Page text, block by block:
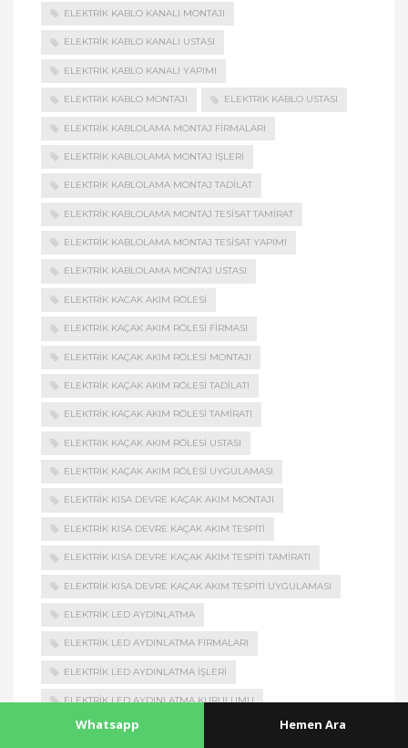
ELEKTRIK KABLO KANALI MONTAJI
ELEKTRIK KABLO KANALI USTASI
ELEKTRIK KABLO KANALI YAPIMI
ELEKTRIK KABLO MONTAJI ELEKTRIK KABLO USTASI
ELEKTRIK KABLOLAMA MONTAJ FIRMALARI
ELEKTRIK KABLOLAMA MONTAJ İŞLERI
ELEKTRIK KABLOLAMA MONTAJ TADILAT
ELEKTRIK KABLOLAMA MONTAJ TESISAT TAMIRAT
ELEKTRIK KABLOLAMA MONTAJ TESISAT YAPIMI
ELEKTRIK KABLOLAMA MONTAJ USTASI
ELEKTRIK KACAK AKIM RÖLESI
ELEKTRIK KAÇAK AKIM RÖLESI FIRMASI
ELEKTRIK KAÇAK AKIM RÖLESI MONTAJI
ELEKTRIK KAÇAK AKIM RÖLESI TADILATI
ELEKTRIK KAÇAK AKIM RÖLESI TAMIRATI
ELEKTRIK KAÇAK AKIM RÖLESI USTASI
ELEKTRIK KAÇAK AKIM RÖLESI UYGULAMASI
ELEKTRIK KISA DEVRE KAÇAK AKIM MONTAJI
ELEKTRIK KISA DEVRE KAÇAK AKIM TESPITI
ELEKTRIK KISA DEVRE KAÇAK AKIM TESPITI TAMIRATI
ELEKTRIK KISA DEVRE KAÇAK AKIM TESPITI UYGULAMASI
ELEKTRIK LED AYDINLATMA
ELEKTRIK LED AYDINLATMA FIRMALARI
ELEKTRIK LED AYDINLATMA İŞLERI
ELEKTRIK LED AYDINLATMA KURULUMU
ELEKTRIK LED AYDINLATMA MONTAJI
Whatsapp Hemen Ara